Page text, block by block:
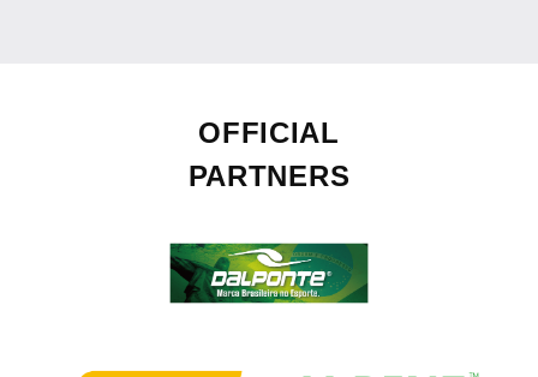
OFFICIAL
PARTNERS